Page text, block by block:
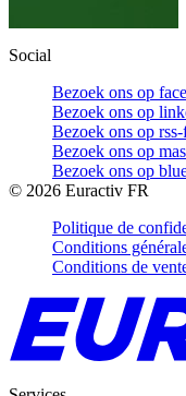
Social
Bezoek ons op
Bezoek ons op
Bezoek ons op rss-
Bezoek ons op
Bezoek ons op
© 2026 Euractiv FR
Politique de
Conditions
Conditions de